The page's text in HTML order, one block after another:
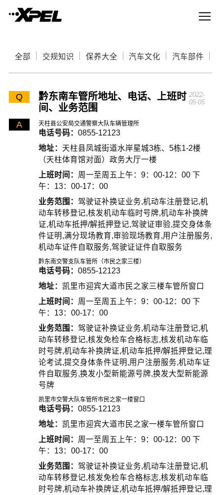
全部 交规知识 保养大全 汽车文化 汽车部件
Q
黔东南车管所地址、电话、上班时
间、业务范围
2022-
05-05
A 天柱县公安局交通警察大队车辆管理所
电话号码： 0855-12123
地址： 天柱县凤城街道水岸星城3栋、5栋1-2楼
（天柱体育馆对面）政务大厅一楼
上班时间： 周一至周五上午：9：00-12：00 下
午：13：00-17：00
业务范围： 驾驶证补换证业务,机动车注册登记,机
动车转移登记,核发机动车临时号牌,机动车补换牌
证,机动车抵押/解抵押登记,驾驶证审验,提交身体条
件证明,满分现场教育,审验现场教育,用户注册服务,
机动车证件自取服务,驾驶证证件自取服务
黔东南交警支队车管所（市民之家三楼）
电话号码： 0855-12123
地址： 凯里市迎宾大道市民之家三楼车管所窗口
上班时间： 周一至周五上午：9：00-12：00 下
午：13：00-17：00
业务范围： 驾驶证补换证业务,机动车注册登记,机
动车转移登记,核发免检车合格标志,核发机动车临
时号牌,机动车补换牌证,机动车抵押/解抵押登记,理
论考试,提交身体条件证明,用户注册服务,机动车证
件自取服务,换发小型新能源号牌,换发大型新能源
号牌
凯里市交警大队车管所市民之家一楼窗口
电话号码： 0855-12123
地址： 凯里市迎宾大道市民之家一楼车管所窗口
上班时间： 周一至周五上午：9：00-12：00 下
午：13：00-17：00
业务范围： 驾驶证补换证业务,机动车注册登记,机
动车转移登记,核发免检车合格标志,核发机动车临
时号牌,机动车补换牌证,机动车抵押/解抵押登记,理